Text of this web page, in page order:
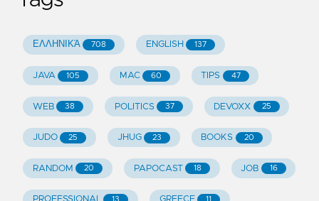
ΕΛΛΗΝΙΚΆ 708 ENGLISH 137
JAVA 105 MAC 60 TIPS 47
WEB 38 POLITICS 37 DEVOXX 25
JUDO 25 JHUG 23 BOOKS 20
RANDOM 20 PAPOCAST 18 JOB 16
13 11